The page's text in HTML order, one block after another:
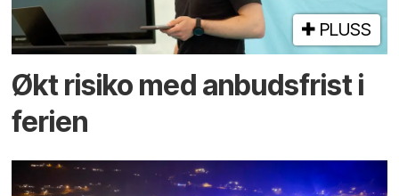
PLUSS
Økt risiko med anbuds­frist i
ferien